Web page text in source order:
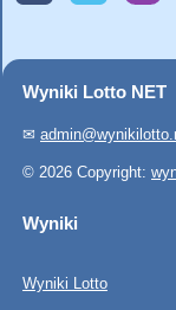
Wyniki Lotto NET
✉
© 2026 Copyright:
Wyniki
Wyniki Lotto